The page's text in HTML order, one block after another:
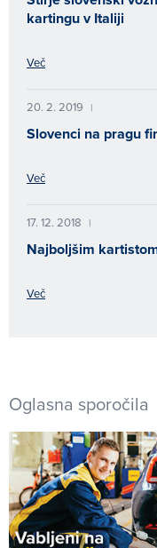
kartingu v Italiji
Več
20. 2. 2019 |
Slovenci na pragu
Več
17. 12. 2018 |
Najboljšim
Več
Oglasna sporočila